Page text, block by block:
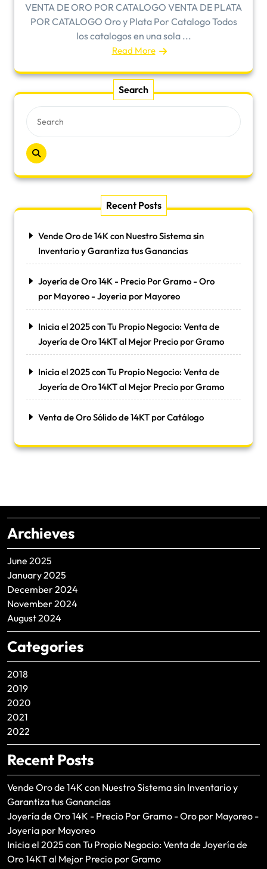
VENTA DE ORO POR CATALOGO VENTA DE PLATA
POR CATALOGO Oro y Plata Por Catalogo Todos
los catalogos en una sola ...
Read More
Search
Recent Posts
Vende Oro de 14K con Nuestro Sistema sin
Inventario y Garantiza tus Ganancias
Joyería de Oro 14K - Precio Por Gramo - Oro
por Mayoreo - Joyeria por Mayoreo
Inicia el 2025 con Tu Propio Negocio: Venta de
Joyería de Oro 14KT al Mejor Precio por Gramo
Inicia el 2025 con Tu Propio Negocio: Venta de
Joyería de Oro 14KT al Mejor Precio por Gramo
Venta de Oro Sólido de 14KT por Catálogo
Archieves
June 2025
January 2025
December 2024
November 2024
August 2024
Categories
2018
2019
2020
2021
2022
Recent Posts
Vende Oro de 14K con Nuestro Sistema sin Inventario y
Garantiza tus Ganancias
Joyería de Oro 14K - Precio Por Gramo - Oro por Mayoreo -
Joyeria por Mayoreo
Inicia el 2025 con Tu Propio Negocio: Venta de Joyería de
Oro 14KT al Mejor Precio por Gramo